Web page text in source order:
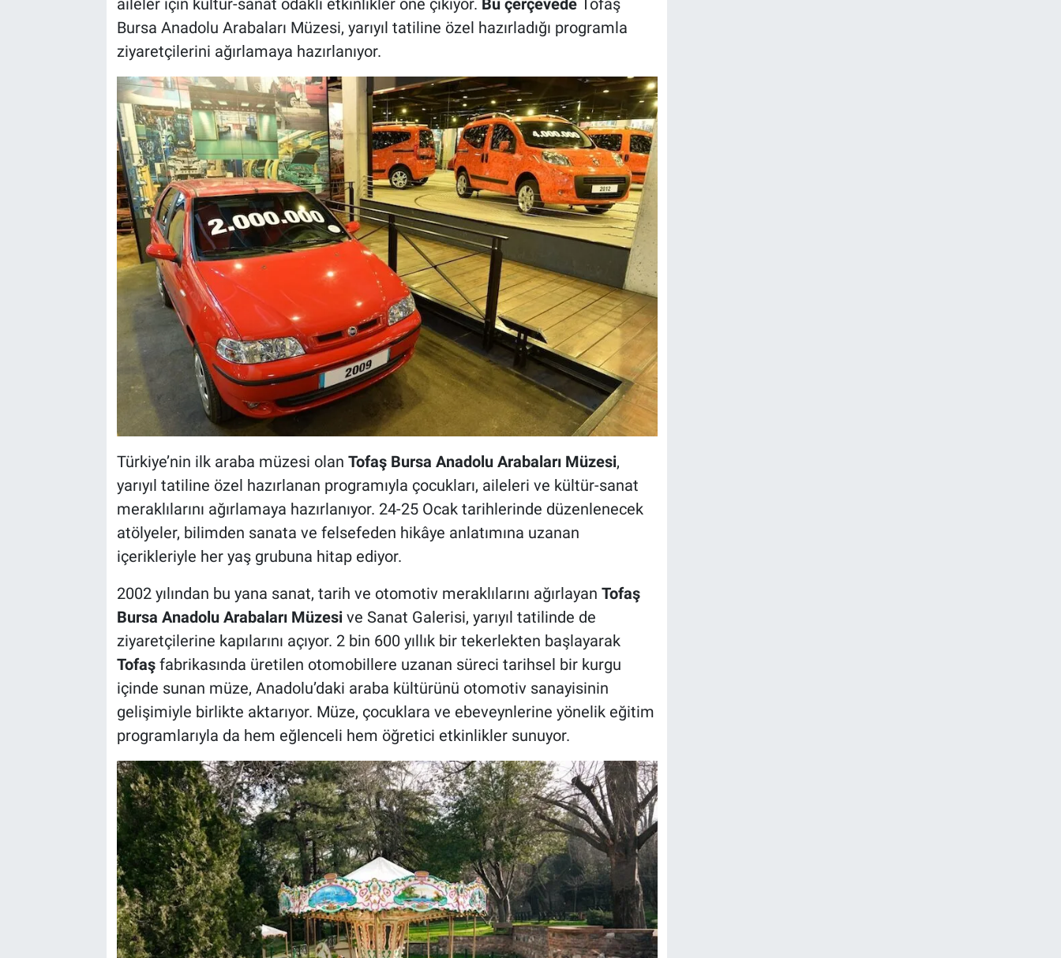
aileler için kültür-sanat odaklı etkinlikler öne çıkıyor. Bu çerçevedeTofaş
Bursa Anadolu Arabaları Müzesi, yarıyıl tatiline özel hazırladığı programla
ziyaretçilerini ağırlamaya hazırlanıyor.
Türkiye’nin ilk araba müzesi olan Tofaş Bursa Anadolu Arabaları Müzesi,
yarıyıl tatiline özel hazırlanan programıyla çocukları, aileleri ve kültür-sanat
meraklılarını ağırlamaya hazırlanıyor. 24-25 Ocak tarihlerinde düzenlenecek
atölyeler, bilimden sanata ve felsefeden hikâye anlatımına uzanan
içerikleriyle her yaş grubuna hitap ediyor.
2002 yılından bu yana sanat, tarih ve otomotiv meraklılarını ağırlayan Tofaş
Bursa Anadolu Arabaları Müzesive Sanat Galerisi, yarıyıl tatilinde de
ziyaretçilerine kapılarını açıyor. 2 bin 600 yıllık bir tekerlekten başlayarak
Tofaşfabrikasında üretilen otomobillere uzanan süreci tarihsel bir kurgu
içinde sunan müze, Anadolu’daki araba kültürünü otomotiv sanayisinin
gelişimiyle birlikte aktarıyor. Müze, çocuklara ve ebeveynlerine yönelik eğitim
programlarıyla da hem eğlenceli hem öğretici etkinlikler sunuyor.